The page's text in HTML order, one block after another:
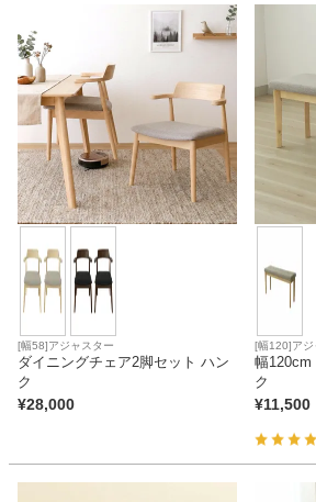
[幅58]アジャスター
ダイニングチェア2脚セット ハン
ク
¥28,000
[幅120]アジ
幅120cm
ク
¥11,500